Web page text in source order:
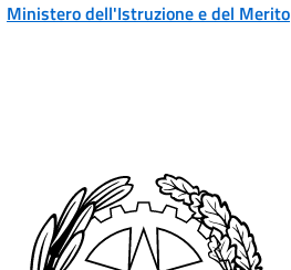
Vai ai contenuti
Vai al menu di navigazione
Vai al footer
Ministero dell'Istruzione e del Merito